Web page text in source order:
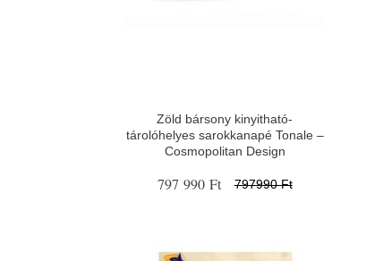
Zöld bársony kinyitható-
tárolóhelyes sarokkanapé Tonale –
Cosmopolitan Design
797 990 Ft 797990 Ft